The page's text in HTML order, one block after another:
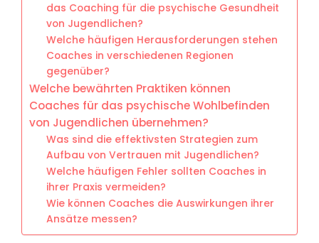
das Coaching für die psychische Gesundheit
von Jugendlichen?
Welche häufigen Herausforderungen stehen
Coaches in verschiedenen Regionen
gegenüber?
Welche bewährten Praktiken können
Coaches für das psychische Wohlbefinden
von Jugendlichen übernehmen?
Was sind die effektivsten Strategien zum
Aufbau von Vertrauen mit Jugendlichen?
Welche häufigen Fehler sollten Coaches in
ihrer Praxis vermeiden?
Wie können Coaches die Auswirkungen ihrer
Ansätze messen?